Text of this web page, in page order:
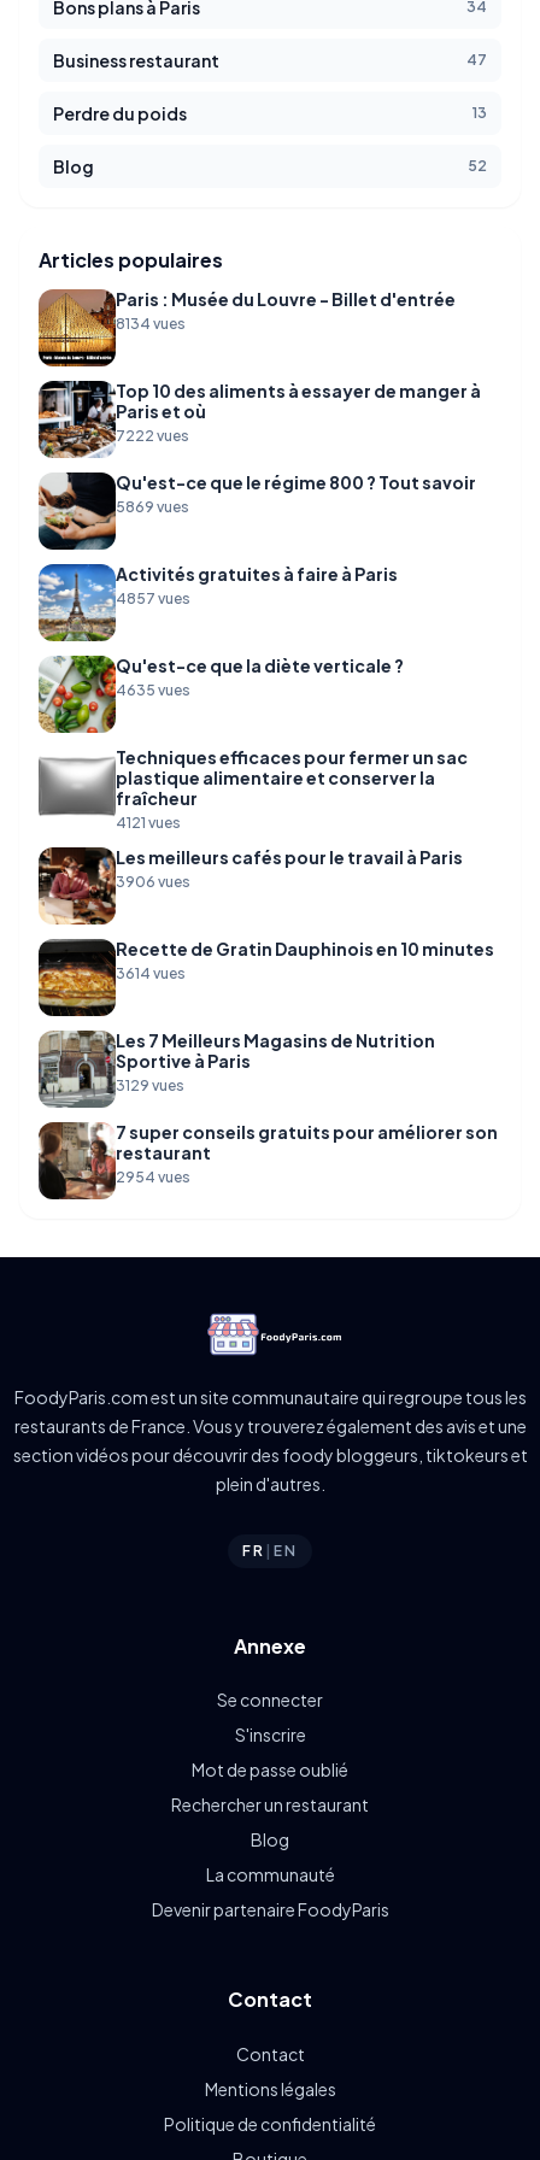
Bons plans à Paris 34
Business restaurant 47
Perdre du poids 13
Blog 52
Articles populaires
Paris : Musée du Louvre - Billet d'entrée
8134 vues
Top 10 des aliments à essayer de manger à
Paris et où
7222 vues
Qu'est-ce que le régime 800 ? Tout savoir
5869 vues
Activités gratuites à faire à Paris
4857 vues
Qu'est-ce que la diète verticale ?
4635 vues
Techniques efficaces pour fermer un sac
plastique alimentaire et conserver la
fraîcheur
4121 vues
Les meilleurs cafés pour le travail à Paris
3906 vues
Recette de Gratin Dauphinois en 10 minutes
3614 vues
Les 7 Meilleurs Magasins de Nutrition
Sportive à Paris
3129 vues
7 super conseils gratuits pour améliorer son
restaurant
2954 vues
FoodyParis.com est un site communautaire qui regroupe tous les
restaurants de France. Vous y trouverez également des avis et une
section vidéos pour découvrir des foody bloggeurs, tiktokeurs et
plein d'autres.
FR |EN
Annexe
Se connecter
S'inscrire
Mot de passe oublié
Rechercher un restaurant
Blog
La communauté
Devenir partenaire FoodyParis
Contact
Contact
Mentions légales
Politique de confidentialité